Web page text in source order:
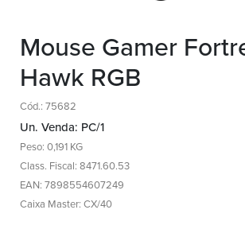
Mouse Gamer
Hawk RGB
Cód.: 75682
Un. Venda: PC/1
Peso: 0,191 KG
Class. Fiscal: 8471.60.53
EAN: 7898554607249
Caixa Master: CX/40